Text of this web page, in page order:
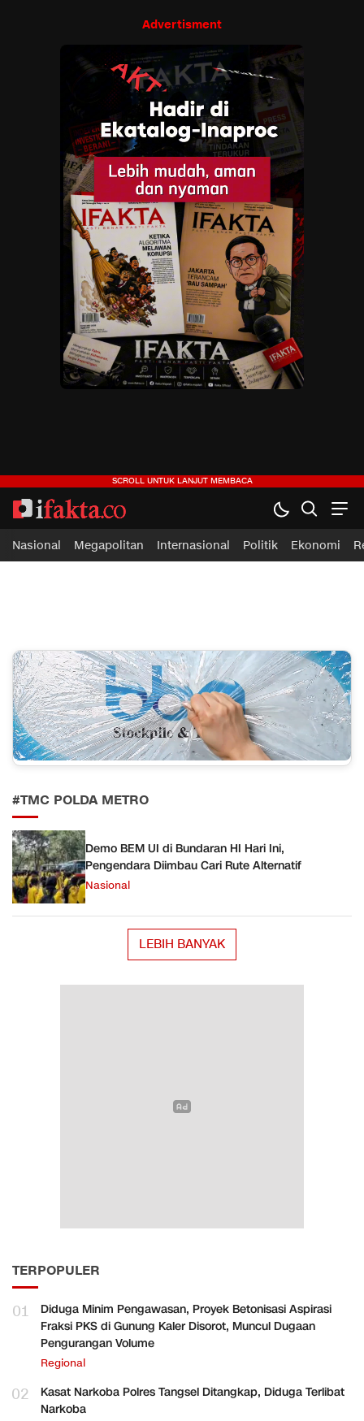
Advertisment
ifakta.co
#pastibenar
Nasional Megapolitan Internasional Politik Ekonomi
#TMC POLDA METRO
Demo BEM UI di Bundaran HI Hari Ini,
Pengendara Diimbau Cari Rute Alternatif
Nasional
LEBIH BANYAK
TERPOPULER
01
Diduga Minim Pengawasan, Proyek Betonisasi Aspirasi
Fraksi PKS di Gunung Kaler Disorot, Muncul Dugaan
Pengurangan Volume
Regional
02
Kasat Narkoba Polres Tangsel Ditangkap, Diduga Terlibat
Narkoba